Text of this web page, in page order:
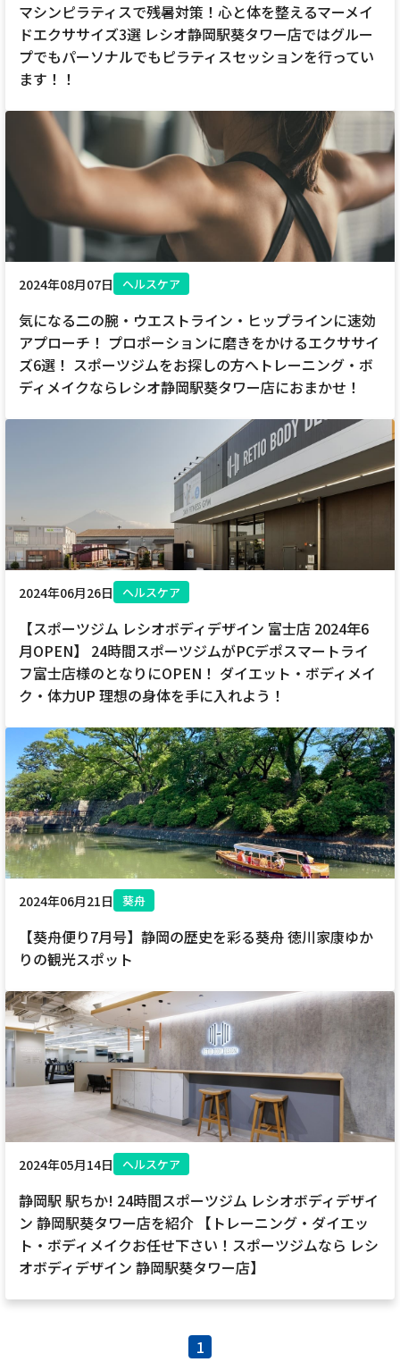
マシンピラティスで残暑対策！心と体を整えるマーメイ
ドエクササイズ3選 レシオ静岡駅葵タワー店ではグルー
プでもパーソナルでもピラティスセッションを行ってい
ます！！
2024年08月07日 ヘルスケア
気になる二の腕・ウエストライン・ヒップラインに速効
アプローチ！ プロポーションに磨きをかけるエクササイ
ズ6選！ スポーツジムをお探しの方へトレーニング・ボ
ディメイクならレシオ静岡駅葵タワー店におまかせ！
2024年06月26日 ヘルスケア
【スポーツジム レシオボディデザイン 富士店 2024年6
月OPEN】 24時間スポーツジムがPCデポスマートライ
フ富士店様のとなりにOPEN！ ダイエット・ボディメイ
ク・体力UP 理想の身体を手に入れよう！
2024年06月21日 葵舟
【葵舟便り7月号】静岡の歴史を彩る葵舟 徳川家康ゆか
りの観光スポット
2024年05月14日 ヘルスケア
静岡駅 駅ちか! 24時間スポーツジム レシオボディデザイ
ン 静岡駅葵タワー店を紹介 【トレーニング・ダイエッ
ト・ボディメイクお任せ下さい！スポーツジムなら レシ
オボディデザイン 静岡駅葵タワー店】
1